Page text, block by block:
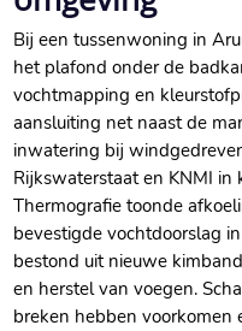
Bij een tussenwoning in
het plafond onder de
vochtmapping en
aansluiting net naast de
inwatering bij
Rijkswaterstaat en KNMI in
Thermografie toonde
bevestigde vochtdoorslag
bestond uit nieuwe
en herstel van voegen.​
breken hebben voorkomen